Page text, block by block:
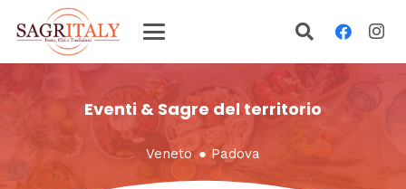
Eventi & Sagre del territorio
Veneto ● Padova